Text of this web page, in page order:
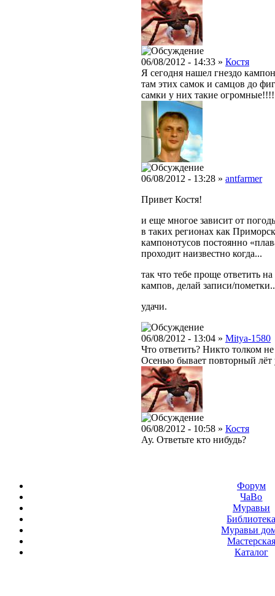
06/08/2012 - 14:33 » Костя
Я сегодня нашел гнездо
там этих самок и самцов до
самки у них такие
06/08/2012 - 13:28 » antfarmer
Привет Костя!
и еще многое зависит от
в таких регионах как
кампонотусов постоянно
проходит наизвестно когда...
так что тебе проще ответить
кампов, делай записи/
удачи.
06/08/2012 - 13:04 » Mitya-1580
Что ответить? Никто толком
Осенью бывает повторный лёт
06/08/2012 - 10:58 » Костя
Ау. Ответьте кто нибудь?
Форум
ЧаВо
Муравьи
Муравьи
Мастерская
Каталог